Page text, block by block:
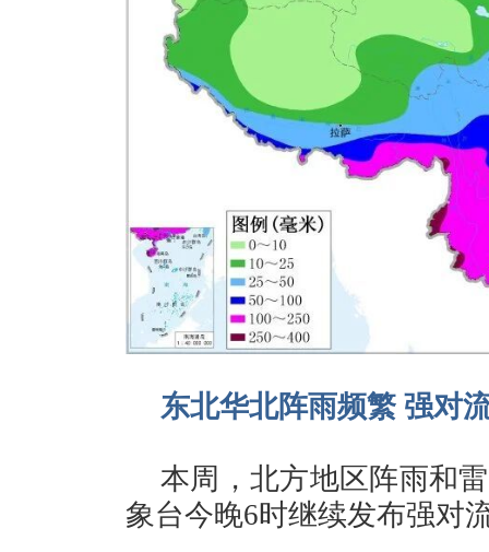
东北华北阵雨频繁 强对
本周，北方地区阵雨和
象台今晚6时继续发布强对